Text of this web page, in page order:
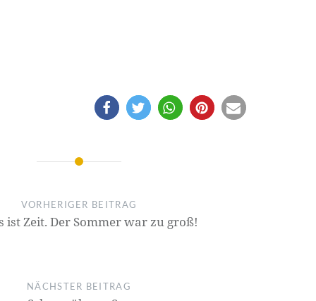
VORHERIGER BEITRAG
ist Zeit. Der Sommer war zu groß!
NÄCHSTER BEITRAG